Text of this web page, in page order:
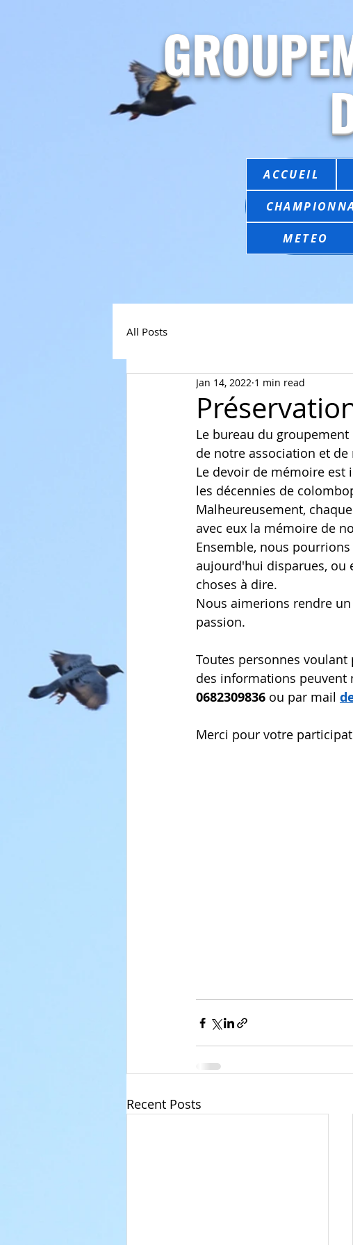
ACCUEIL
METEO
All Posts
Jan 14, 2022 1 min read
Le bureau du
de notre association et de
Le devoir de mémoire
les décennies de
Malheureusement,
avec eux la mémoire de
Ensemble, nous
aujourd'hui disparues, ou
choses à dire.
Nous aimerions rendre
passion.
Toutes personnes
des informations peuvent
0682309836 ou par mail
Merci pour votre
Recent Posts